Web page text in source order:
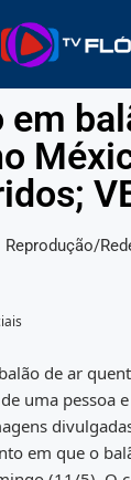
em
de ar
uma pessoa
em que o